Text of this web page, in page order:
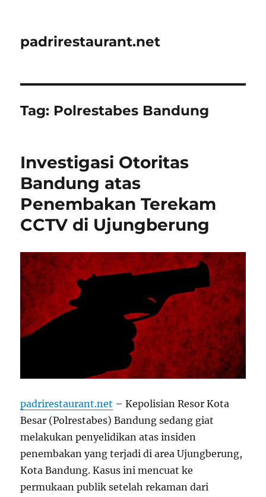
padrirestaurant.net
Tag: Polrestabes Bandung
Investigasi Otoritas
Bandung atas
Penembakan Terekam
CCTV di Ujungberung
padrirestaurant.net – Kepolisian Resor Kota
Besar (Polrestabes) Bandung sedang giat
melakukan penyelidikan atas insiden
penembakan yang terjadi di area Ujungberung,
Kota Bandung. Kasus ini mencuat ke
permukaan publik setelah rekaman dari